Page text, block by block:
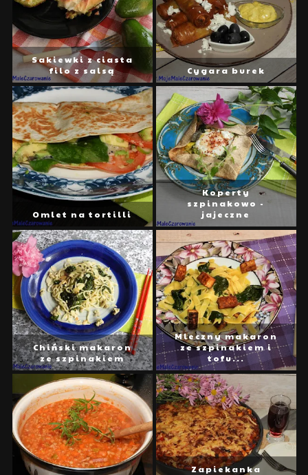
Sakiewki z ciasta
filo z salsą
Cygara burek
Omlet na tortilli
Koperty
szpinakowo -
jajeczne
Chiński makaron
ze szpinakiem
Mleczny makaron
ze szpinakiem i
tofu...
Zapiekanka